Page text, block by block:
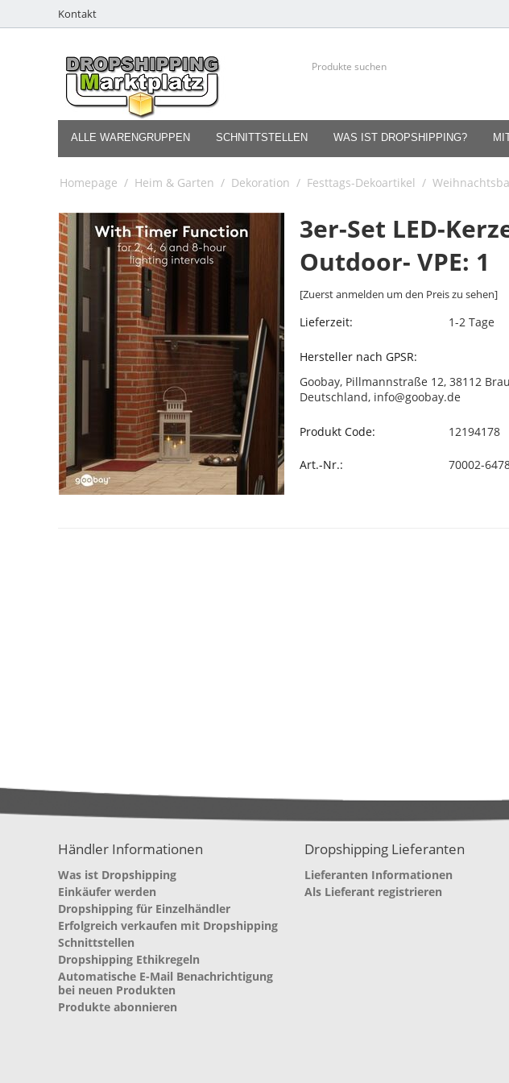
Kontakt
ALLE WARENGRUPPEN SCHNITTSTELLEN WAS IST DROPSHIPPING?
Homepage / Heim & Garten / Dekoration / Festtags-Dekoartikel /
3er-Set LED-
Outdoor- VPE: 1
[Zuerst anmelden um den Preis zu sehen]
Lieferzeit: 1-2 Tage
Hersteller nach GPSR:
Goobay, Pillmannstraße 12, 38112
Deutschland, info@goobay.de
Produkt Code: 12194178
Art.-Nr.: 70002-
Händler Informationen
Was ist Dropshipping
Einkäufer werden
Dropshipping für Einzelhändler
Erfolgreich verkaufen mit Dropshipping
Schnittstellen
Dropshipping Ethikregeln
Automatische E-Mail Benachrichtigung
bei neuen Produkten
Produkte abonnieren
Dropshipping Lieferanten
Lieferanten Informationen
Als Lieferant registrieren